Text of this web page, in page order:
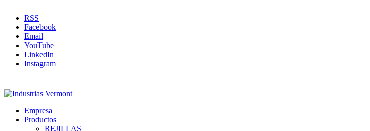
RSS
Facebook
Email
YouTube
LinkedIn
Instagram
Empresa
Productos
REJILLAS